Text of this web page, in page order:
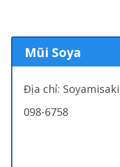
Mũi Soya
Địa chỉ:
098-6758